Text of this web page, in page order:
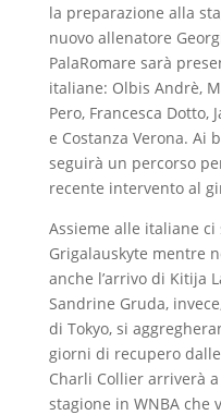
la preparazione alla
nuovo allenatore
PalaRomare sarà
italiane: Olbis Andrè,
Pero, Francesca Dotto,
e Costanza Verona. Ai
seguirà un percorso
recente intervento al
Assieme alle italiane
Grigalauskyte mentre
anche l’arrivo di Kitija
Sandrine Gruda,
di Tokyo, si
giorni di recupero
Charli Collier arriverà
stagione in WNBA che